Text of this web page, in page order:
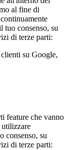
al fine di
tuo consenso, su
di terze parti:
su Google,
feature che vanno
consenso, su
di terze parti: